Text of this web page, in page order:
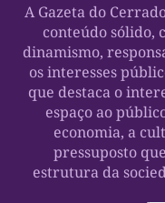
A Gazeta do
conteúdo sólido,
dinamismo,
os interesses
que destaca o
espaço ao
economia, a
pressuposto
estrutura da